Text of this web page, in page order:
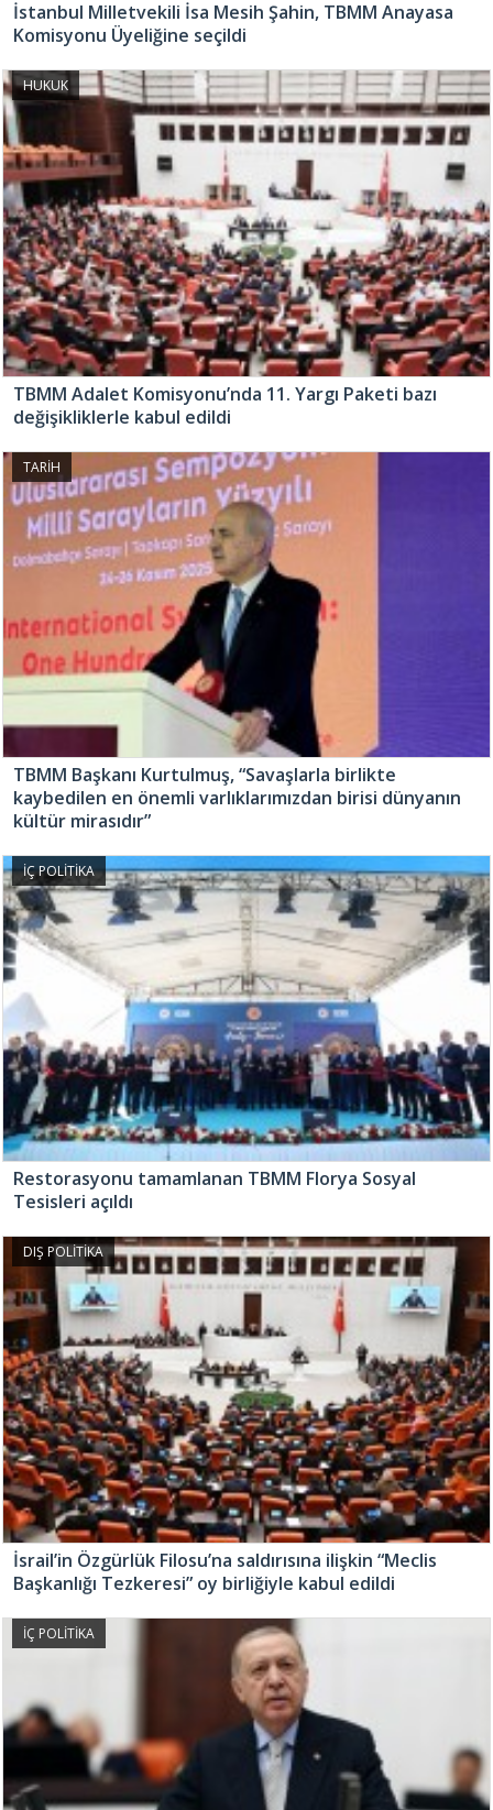
İstanbul Milletvekili İsa Mesih Şahin, TBMM Anayasa
Komisyonu Üyeliğine seçildi
HUKUK
TBMM Adalet Komisyonu’nda 11. Yargı Paketi bazı
değişikliklerle kabul edildi
TARİH
TBMM Başkanı Kurtulmuş, “Savaşlarla birlikte
kaybedilen en önemli varlıklarımızdan birisi dünyanın
kültür mirasıdır”
İÇ POLİTİKA
Restorasyonu tamamlanan TBMM Florya Sosyal
Tesisleri açıldı
DIŞ POLİTİKA
İsrail’in Özgürlük Filosu’na saldırısına ilişkin “Meclis
Başkanlığı Tezkeresi” oy birliğiyle kabul edildi
İÇ POLİTİKA